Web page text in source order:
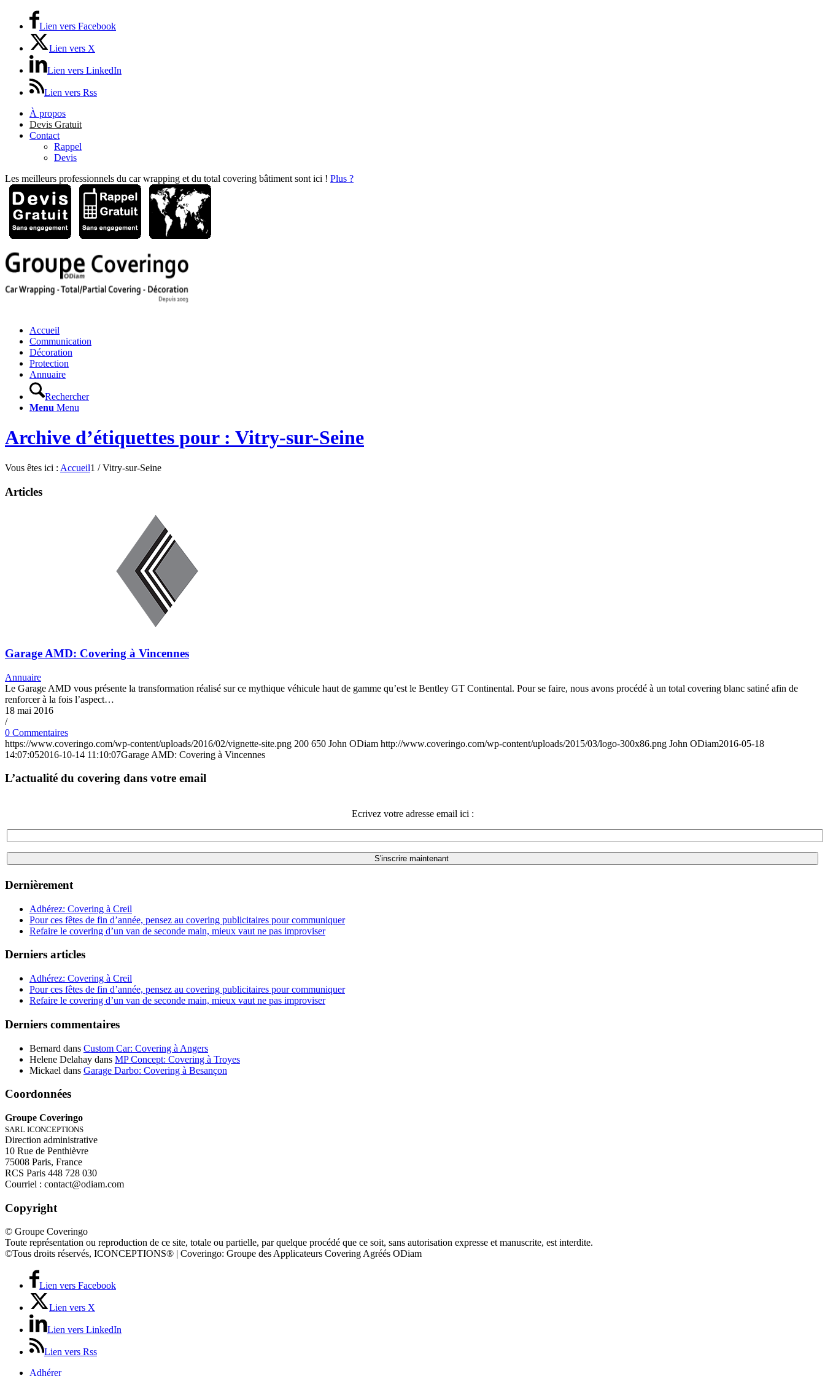
Lien vers Facebook
Lien vers X
Lien vers LinkedIn
Lien vers Rss
À propos
Devis Gratuit
Contact
Rappel
Devis
Les meilleurs professionnels du car wrapping et du total covering bâtiment sont ici ! Plus ?
Accueil
Communication
Décoration
Protection
Annuaire
Rechercher
Menu Menu
Archive d’étiquettes pour : Vitry-sur-Seine
Vous êtes ici : Accueil1 / Vitry-sur-Seine
Articles
Garage AMD: Covering à Vincennes
Annuaire
Le Garage AMD vous présente la transformation réalisé sur ce mythique véhicule haut de gamme qu’est le Bentley GT Continental. Pour se faire, nous avons procédé à un total covering blanc satiné afin de
renforcer à la fois l’aspect…
18 mai 2016
/
0 Commentaires
https://www.coveringo.com/wp-content/uploads/2016/02/vignette-site.png 200 650 John ODiam http://www.coveringo.com/wp-content/uploads/2015/03/logo-300x86.png John ODiam2016-05-18
14:07:052016-10-14 11:10:07Garage AMD: Covering à Vincennes
L’actualité du covering dans votre email
Ecrivez votre adresse email ici :
Dernièrement
Adhérez: Covering à Creil
Pour ces fêtes de fin d’année, pensez au covering publicitaires pour communiquer
Refaire le covering d’un van de seconde main, mieux vaut ne pas improviser
Derniers articles
Adhérez: Covering à Creil
Pour ces fêtes de fin d’année, pensez au covering publicitaires pour communiquer
Refaire le covering d’un van de seconde main, mieux vaut ne pas improviser
Derniers commentaires
Bernard dans Custom Car: Covering à Angers
Helene Delahay dans MP Concept: Covering à Troyes
Mickael dans Garage Darbo: Covering à Besançon
Coordonnées
Groupe Coveringo
SARL ICONCEPTIONS
Direction administrative
10 Rue de Penthièvre
75008 Paris, France
RCS Paris 448 728 030
Courriel : contact@odiam.com
Copyright
© Groupe Coveringo
Toute représentation ou reproduction de ce site, totale ou partielle, par quelque procédé que ce soit, sans autorisation expresse et manuscrite, est interdite.
©Tous droits réservés, ICONCEPTIONS® | Coveringo: Groupe des Applicateurs Covering Agréés ODiam
Lien vers Facebook
Lien vers X
Lien vers LinkedIn
Lien vers Rss
Adhérer